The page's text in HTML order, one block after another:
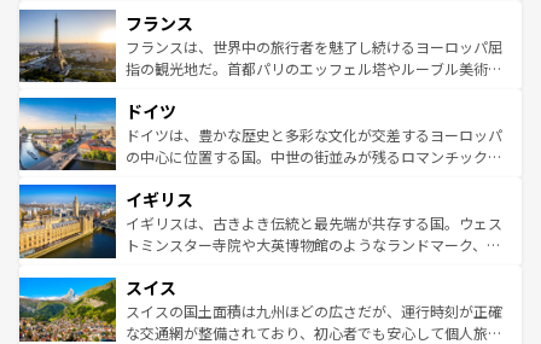
ませてくれるイタリアで、忘れられない旅をしてみよう！
なお、新着のイタリア情報はコンテンツ一覧 を参照してほ
しい。
文化が根付くこの国では、情熱的なフラメンコ、熱気あふ
れる闘牛、そして美味しいタパスが生活の一部となってい
る。首都マドリードの洗練された雰囲気や、バルセロナの
の城塞都市、穏やかなビーチリゾートまで多彩な表情を見
せる。地方によって風土や気候が異なるスペインはその個
性で訪れる人を魅了する。 なお、新着のスペイン情報はコ
フランス
フランスは、世界中の旅行者を魅了し続けるヨーロッパ屈
指の観光地だ。首都パリのエッフェル塔やルーブル美術館
で、幅広い魅力が詰まっている。華麗な宮殿、歴史的な大
聖堂、美しいビーチ、そして豊かな自然が、訪れる者を心
から魅了する。また、フランスは美食の国としても知ら
いる。シャンパンの発祥地であるランス、プロヴァンスの
香り高いラベンダー畑など、多彩な楽しみ方が可能だ。さ
らに、パリ以外の地域にも魅力が溢れており、どの街角に
れる地方に足を運ぶとそれぞれで全く異なる文化を体験で
きるだろう。 なお、新着のフランス情報はコンテンツ一覧
を参照してほしい。
ドイツ
ドイツは、豊かな歴史と多彩な文化が交差するヨーロッパ
の中心に位置する国。中世の街並みが残るロマンチック街
顔を持つこの国は、どこを歩いても飽きることがない。ベ
ルリンの文化的活気、バイエルン州のアルプスの絶景、そ
してライン川沿いのワイン畑といった風景は必見。ビール
は、お酒好きな人にはぜひ体験してほしい。 なお、新着の
ドイツ情報はコンテンツ一覧を参照してほしい。
イギリス
イギリスは、古きよき伝統と最先端が共存する国。ウェス
トミンスター寺院や大英博物館のようなランドマーク、歴
リアごとに異なる魅力がある。また、優雅なアフタヌーン
ティー、ビール好きにはたまらない英国パブ、サッカー観
戦など、本場だからこそできる体験も豊富。イギリスを旅
スイス
スイスの国土面積は九州ほどの広さだが、運行時刻が正確
な交通網が整備されており、初心者でも安心して個人旅行